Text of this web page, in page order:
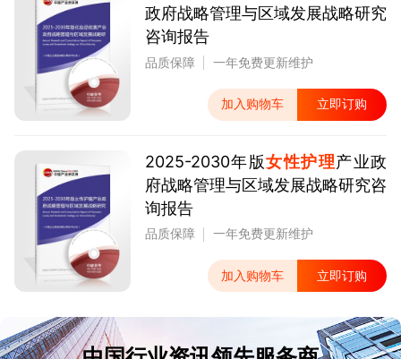
政府战略管理与区域发展战略研究
咨询报告
品质保障 一年免费更新维护
加入购物车 立即订购
2025-2030年版女性护理产业政
府战略管理与区域发展战略研究咨
询报告
品质保障 一年免费更新维护
加入购物车 立即订购